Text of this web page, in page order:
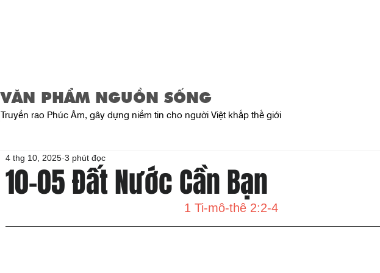
VĂN PHẨM NGUỒN SỐNG
Truyền rao Phúc Âm, gây dựng niềm tin cho người Việt khắp thế giới
10-05 Đất Nước Cần Bạn
4 thg 10, 2025 3 phút đọc
1 Ti-mô-thê 2:2-4